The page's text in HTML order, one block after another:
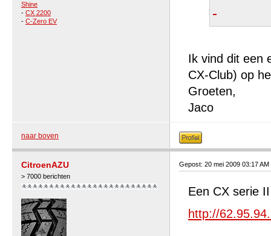
Shine
- CX 2200
- C-Zero EV
Ik vind dit een
CX-Club) op
Groeten,
Jaco
naar boven
CitroenAZU
> 7000 berichten
Gepost: 20 mei 2009 03:17 AM
Een CX serie
http://